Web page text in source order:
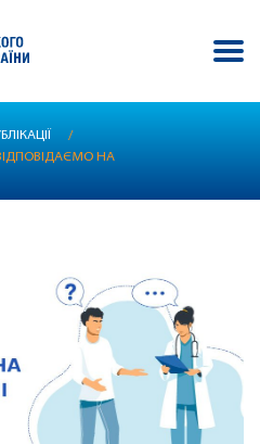
/
ВІДПОВІДАЄМО НА